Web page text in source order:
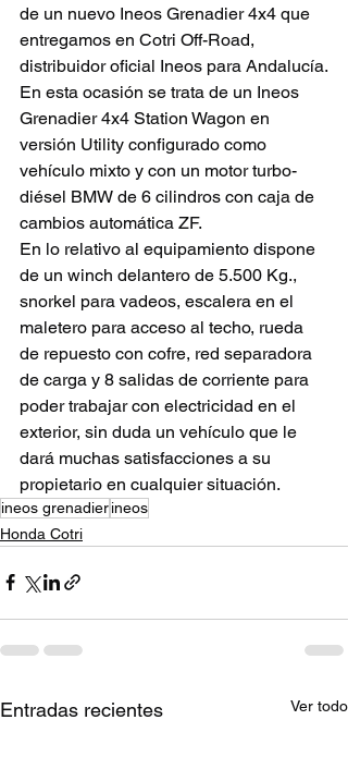
de un nuevo Ineos Grenadier 4x4 que
entregamos en Cotri Off-Road,
distribuidor oficial Ineos para Andalucía.
En esta ocasión se trata de un Ineos
Grenadier 4x4 Station Wagon en
versión Utility configurado como
vehículo mixto y con un motor turbo-
diésel BMW de 6 cilindros con caja de
cambios automática ZF.
En lo relativo al equipamiento dispone
de un winch delantero de 5.500 Kg.,
snorkel para vadeos, escalera en el
maletero para acceso al techo, rueda
de repuesto con cofre, red separadora
de carga y 8 salidas de corriente para
poder trabajar con electricidad en el
exterior, sin duda un vehículo que le
dará muchas satisfacciones a su
propietario en cualquier situación.
ineos grenadierineos
Honda Cotri
Entradas recientes Ver todo